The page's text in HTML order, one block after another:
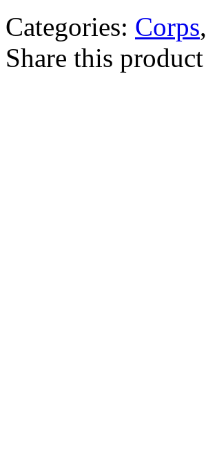
Categories: Corps,
Share this product